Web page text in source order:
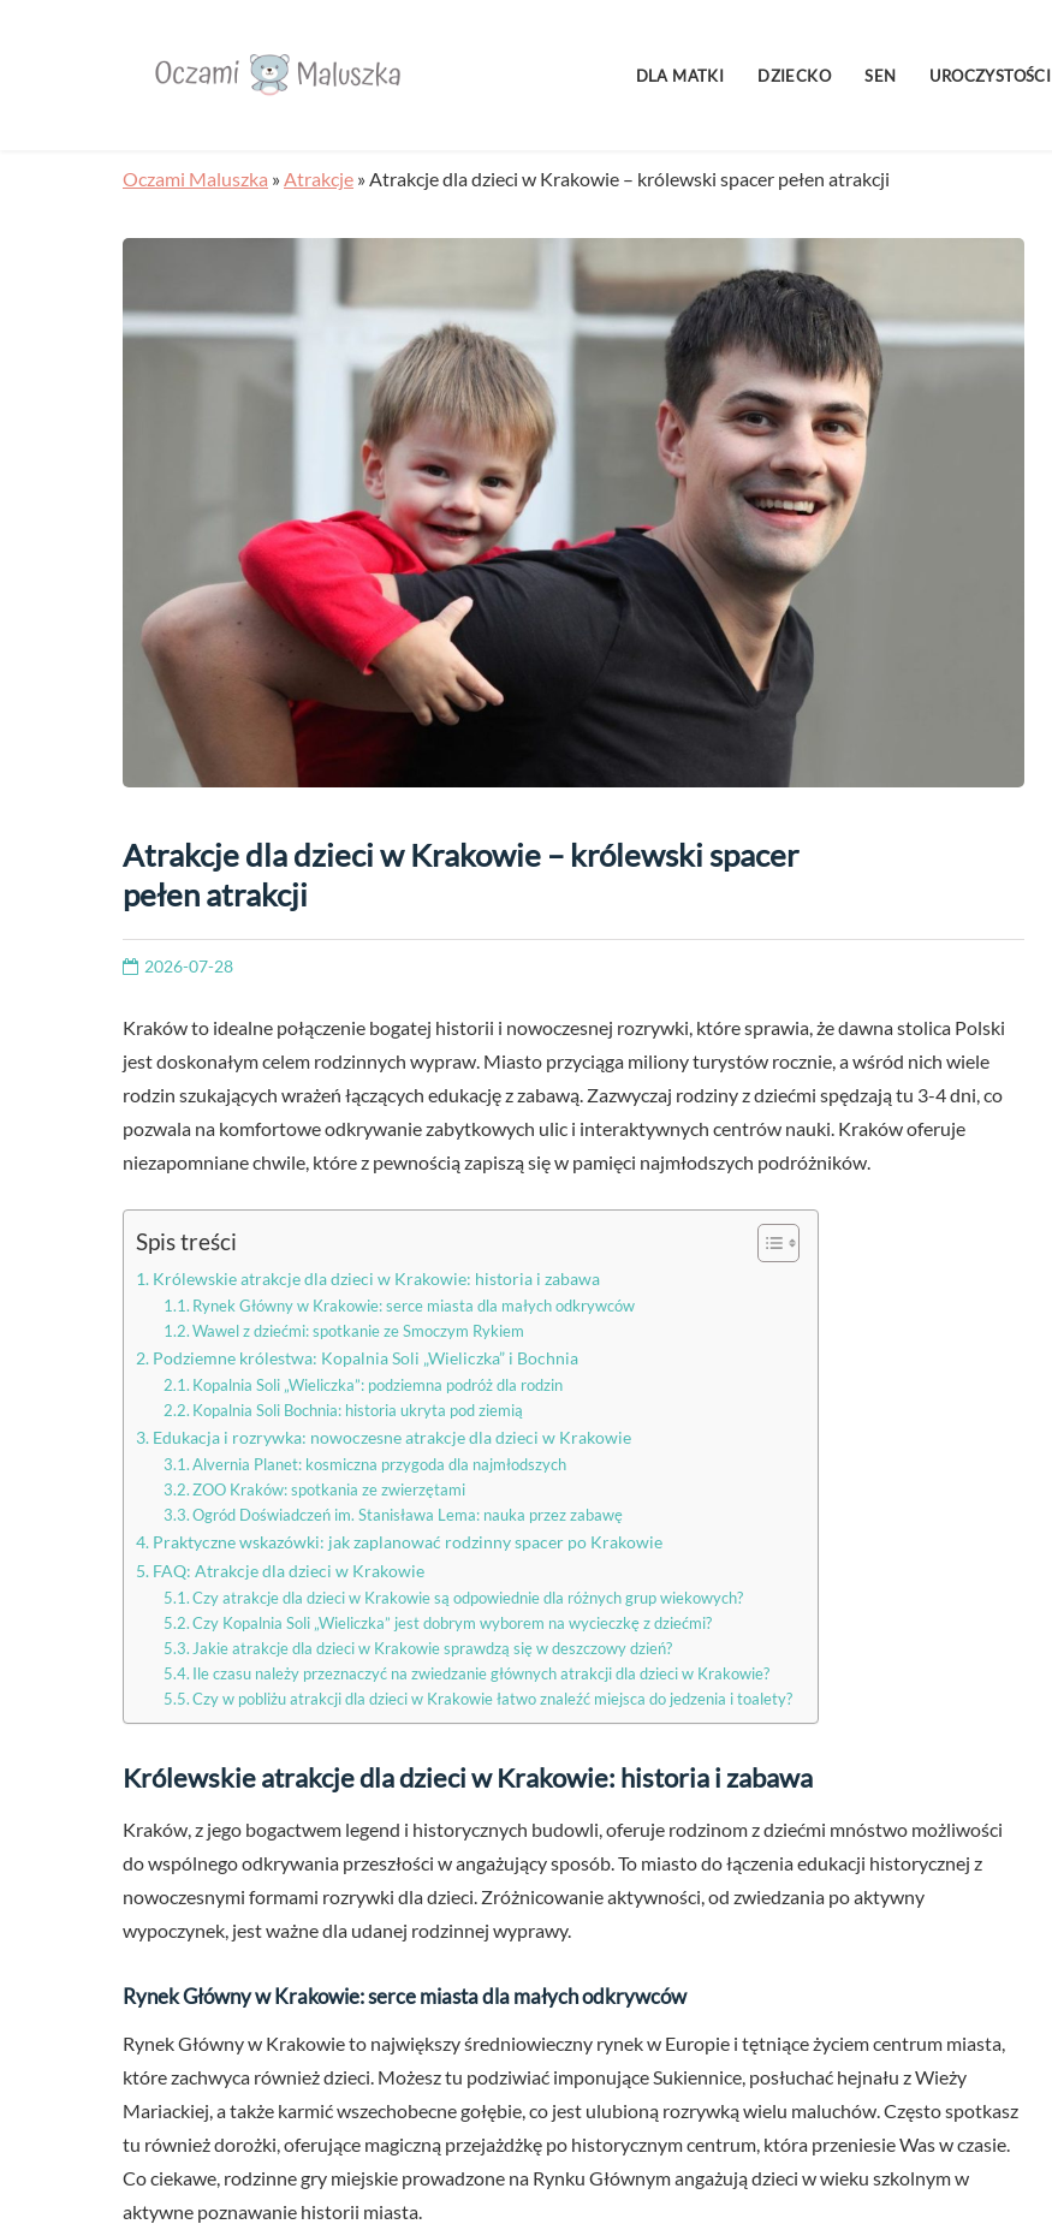
DLA MATKI DZIECKO SEN UROCZYSTOŚCI
Oczami Maluszka »Atrakcje »Atrakcje dla dzieci w Krakowie – królewski spacer pełen atrakcji
Atrakcje dla dzieci w Krakowie – królewski spacer
pełen atrakcji
2026-07-28
Kraków to idealne połączenie bogatej historii i nowoczesnej rozrywki, które sprawia, że dawna stolica Polski
jest doskonałym celem rodzinnych wypraw. Miasto przyciąga miliony turystów rocznie, a wśród nich wiele
rodzin szukających wrażeń łączących edukację z zabawą. Zazwyczaj rodziny z dziećmi spędzają tu 3-4 dni, co
pozwala na komfortowe odkrywanie zabytkowych ulic i interaktywnych centrów nauki. Kraków oferuje
niezapomniane chwile, które z pewnością zapiszą się w pamięci najmłodszych podróżników.
Spis treści
Królewskie atrakcje dla dzieci w Krakowie: historia i zabawa
Rynek Główny w Krakowie: serce miasta dla małych odkrywców
Wawel z dziećmi: spotkanie ze Smoczym Rykiem
Podziemne królestwa: Kopalnia Soli „Wieliczka” i Bochnia
Kopalnia Soli „Wieliczka”: podziemna podróż dla rodzin
Kopalnia Soli Bochnia: historia ukryta pod ziemią
Edukacja i rozrywka: nowoczesne atrakcje dla dzieci w Krakowie
Alvernia Planet: kosmiczna przygoda dla najmłodszych
ZOO Kraków: spotkania ze zwierzętami
Ogród Doświadczeń im. Stanisława Lema: nauka przez zabawę
Praktyczne wskazówki: jak zaplanować rodzinny spacer po Krakowie
FAQ: Atrakcje dla dzieci w Krakowie
Czy atrakcje dla dzieci w Krakowie są odpowiednie dla różnych grup wiekowych?
Czy Kopalnia Soli „Wieliczka” jest dobrym wyborem na wycieczkę z dziećmi?
Jakie atrakcje dla dzieci w Krakowie sprawdzą się w deszczowy dzień?
Ile czasu należy przeznaczyć na zwiedzanie głównych atrakcji dla dzieci w Krakowie?
Czy w pobliżu atrakcji dla dzieci w Krakowie łatwo znaleźć miejsca do jedzenia i toalety?
Królewskie atrakcje dla dzieci w Krakowie: historia i zabawa
Kraków, z jego bogactwem legend i historycznych budowli, oferuje rodzinom z dziećmi mnóstwo możliwości
do wspólnego odkrywania przeszłości w angażujący sposób. To miasto do łączenia edukacji historycznej z
nowoczesnymi formami rozrywki dla dzieci. Zróżnicowanie aktywności, od zwiedzania po aktywny
wypoczynek, jest ważne dla udanej rodzinnej wyprawy.
Rynek Główny w Krakowie: serce miasta dla małych odkrywców
Rynek Główny w Krakowie to największy średniowieczny rynek w Europie i tętniące życiem centrum miasta,
które zachwyca również dzieci. Możesz tu podziwiać imponujące Sukiennice, posłuchać hejnału z Wieży
Mariackiej, a także karmić wszechobecne gołębie, co jest ulubioną rozrywką wielu maluchów. Często spotkasz
tu również dorożki, oferujące magiczną przejażdżkę po historycznym centrum, która przeniesie Was w czasie.
Co ciekawe, rodzinne gry miejskie prowadzone na Rynku Głównym angażują dzieci w wieku szkolnym w
aktywne poznawanie historii miasta.